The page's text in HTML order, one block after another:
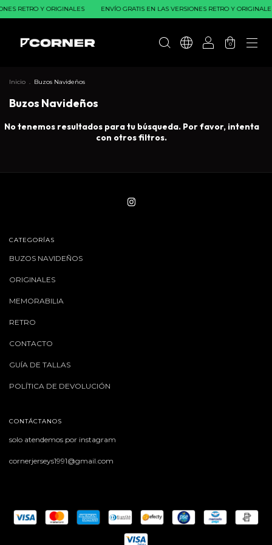
RETRO Y ORIGINALES ENVÍO GRATIS EN LAS VERSIONES RETRO Y
0
Inicio . Buzos Navideños
Buzos Navideños
No tenemos resultados para tu búsqueda. Por favor, intenta
con otros filtros.
CATEGORÍAS
BUZOS NAVIDEÑOS
ORIGINALES
MEMORABILIA
RETRO
CONTACTO
GUÍA DE TALLAS
POLÍTICA DE DEVOLUCIÓN
CONTÁCTANOS
solo atendemos por instagram
cornerjerseys1991@gmail.com